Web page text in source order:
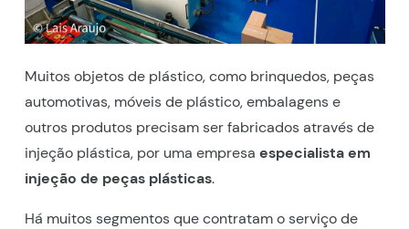
Muitos objetos de plástico, como brinquedos, peças
automotivas, móveis de plástico, embalagens e
outros produtos precisam ser fabricados através de
injeção plástica, por uma empresa especialista em
injeção de peças plásticas.
Há muitos segmentos que contratam o serviço de